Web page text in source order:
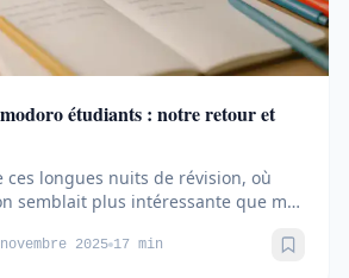
étudiants : notre retour et
ces longues nuits de révision, où
semblait plus intéressante que mes
2025 17 min